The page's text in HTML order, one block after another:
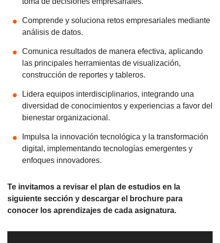
Comprende y soluciona retos empresariales mediante
análisis de datos.
Comunica resultados de manera efectiva, aplicando
las principales herramientas de visualización,
construcción de reportes y tableros.
Lidera equipos interdisciplinarios, integrando una
diversidad de conocimientos y experiencias a favor del
bienestar organizacional.
Impulsa la innovación tecnológica y la transformación
digital, implementando tecnologías emergentes y
enfoques innovadores.
Te invitamos a revisar el plan de estudios en la
siguiente sección y descargar el brochure para
conocer los aprendizajes de cada asignatura.